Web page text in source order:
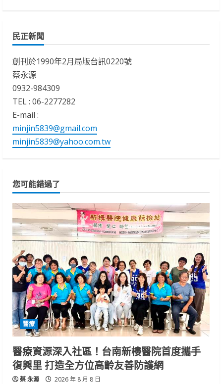
民正新聞
創刊於1990年2月局版台訊0220號
蔡永源
0932-984309
TEL : 06-2277282
E-mail :
minjin5839@gmail.com
minjin5839@yahoo.com.tw
您可能錯過了
醫療
醫療資源深入社區！台南新樓醫院首度攜手
復興里 打造全方位高齡友善防護網
蔡 永源 2026 年 8 月 8 日